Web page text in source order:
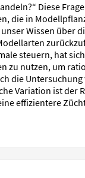
Diese
die in
Wissen über
steuern, hat
zu nutzen, um
die
Variation ist der
effizientere